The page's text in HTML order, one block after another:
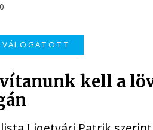
kell a